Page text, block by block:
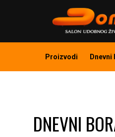
Proizvodi Dnevni
DNEVNI